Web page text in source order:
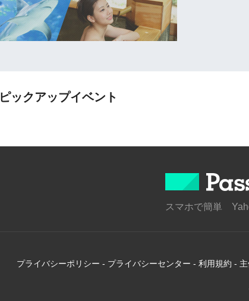
ピックアップイベント
スマホで簡単
プライバシーポリシー - プライバシーセンター - 利用規約 -